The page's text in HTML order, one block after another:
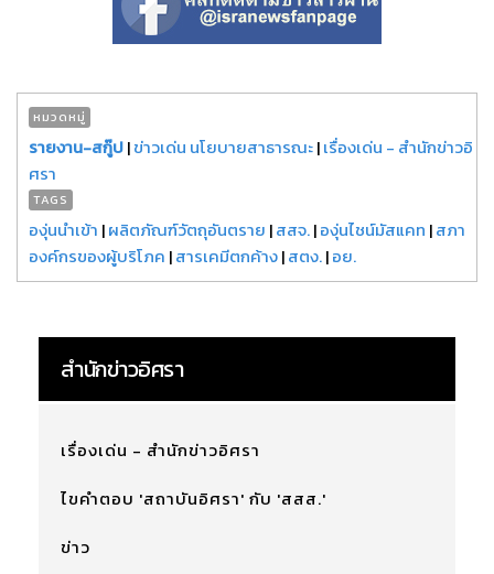
หมวดหมู่
รายงาน-สกู๊ป|ข่าวเด่น นโยบายสาธารณะ|เรื่องเด่น - สำนักข่าวอิ
ศรา
TAGS
องุ่นนำเข้า |ผลิตภัณฑ์วัตถุอันตราย |สสจ.|องุ่นไชน์มัสแคท |สภา
องค์กรของผู้บริโภค |สารเคมีตกค้าง|สตง.|อย.
สำนักข่าวอิศรา
เรื่องเด่น - สำนักข่าวอิศรา
ไขคำตอบ 'สถาบันอิศรา' กับ 'สสส.'
ข่าว